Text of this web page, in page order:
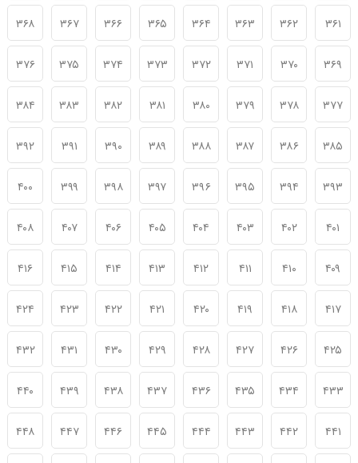
۳۶۱ ۳۶۲ ۳۶۳ ۳۶۴ ۳۶۵ ۳۶۶ ۳۶۷ ۳۶۸
۳۶۹ ۳۷۰ ۳۷۱ ۳۷۲ ۳۷۳ ۳۷۴ ۳۷۵ ۳۷۶
۳۷۷ ۳۷۸ ۳۷۹ ۳۸۰ ۳۸۱ ۳۸۲ ۳۸۳ ۳۸۴
۳۸۵ ۳۸۶ ۳۸۷ ۳۸۸ ۳۸۹ ۳۹۰ ۳۹۱ ۳۹۲
۳۹۳ ۳۹۴ ۳۹۵ ۳۹۶ ۳۹۷ ۳۹۸ ۳۹۹ ۴۰۰
۴۰۱ ۴۰۲ ۴۰۳ ۴۰۴ ۴۰۵ ۴۰۶ ۴۰۷ ۴۰۸
۴۰۹ ۴۱۰ ۴۱۱ ۴۱۲ ۴۱۳ ۴۱۴ ۴۱۵ ۴۱۶
۴۱۷ ۴۱۸ ۴۱۹ ۴۲۰ ۴۲۱ ۴۲۲ ۴۲۳ ۴۲۴
۴۲۵ ۴۲۶ ۴۲۷ ۴۲۸ ۴۲۹ ۴۳۰ ۴۳۱ ۴۳۲
۴۳۳ ۴۳۴ ۴۳۵ ۴۳۶ ۴۳۷ ۴۳۸ ۴۳۹ ۴۴۰
۴۴۱ ۴۴۲ ۴۴۳ ۴۴۴ ۴۴۵ ۴۴۶ ۴۴۷ ۴۴۸